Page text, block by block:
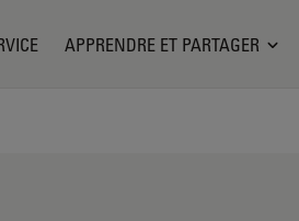
APPRENDRE ET PARTAGER